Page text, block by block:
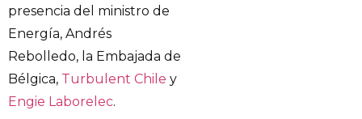
presencia del ministro de
Energía, Andrés
Rebolledo, la Embajada de
Bélgica, Turbulent Chile y
Engie Laborelec.